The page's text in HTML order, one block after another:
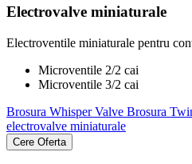
Electrovalve miniaturale
Electroventile miniaturale pentru
Microventile 2/2 cai
Microventile 3/2 cai
Brosura Whisper Valve Brosura
electrovalve miniaturale
Cere Oferta